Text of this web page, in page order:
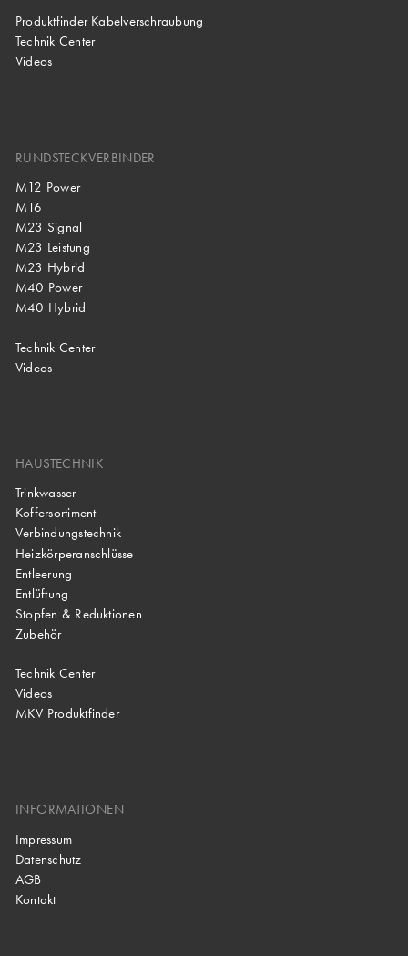
Produktfinder Kabelverschraubung
Technik Center
Videos
RUNDSTECKVERBINDER
M12 Power
M16
M23 Signal
M23 Leistung
M23 Hybrid
M40 Power
M40 Hybrid
Technik Center
Videos
HAUSTECHNIK
Trinkwasser
Koffersortiment
Verbindungstechnik
Heizkörperanschlüsse
Entleerung
Entlüftung
Stopfen & Reduktionen
Zubehör
Technik Center
Videos
MKV Produktfinder
INFORMATIONEN
Impressum
Datenschutz
AGB
Kontakt